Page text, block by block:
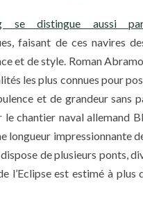
se distingue aussi
faisant de ces navires
et de style. Roman
les plus connues pour
et de grandeur sans
le chantier naval allemand
longueur impressionnante
de plusieurs ponts,
l’Eclipse est estimé à plus